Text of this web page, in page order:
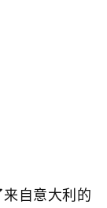
自意大利的